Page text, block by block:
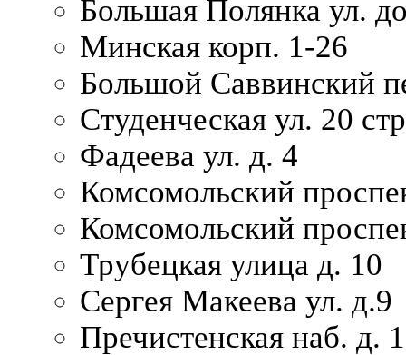
Большая Полянка ул.
Минская корп. 1-26
Большой Саввинский
Студенческая ул. 20
Фадеева ул. д. 4
Комсомольский
Комсомольский
Трубецкая улица д. 10
Сергея Макеева ул. д.9
Пречистенская наб. д.